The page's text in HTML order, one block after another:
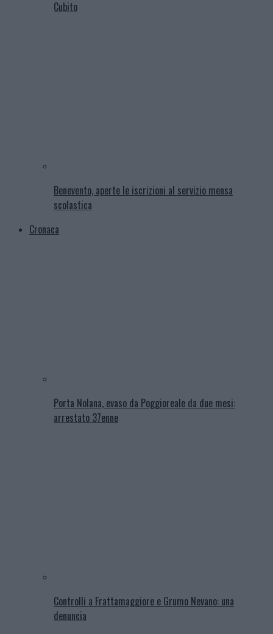
Cubito
Benevento, aperte le iscrizioni al servizio mensa
scolastica
Cronaca
Porta Nolana, evaso da Poggioreale da due mesi:
arrestato 37enne
Controlli a Frattamaggiore e Grumo Nevano: una
denuncia